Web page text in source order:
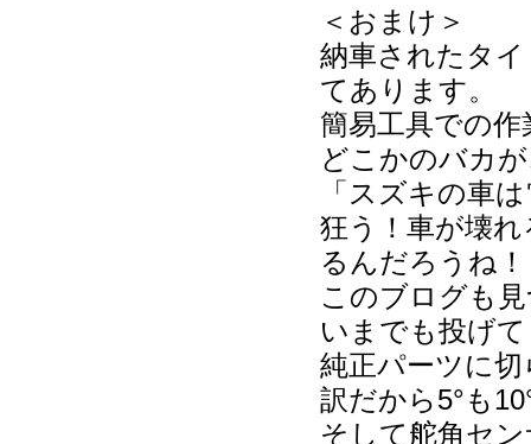
＜おまけ＞
納車されたタ
てあります。
簡易工具での
どこかのバカ
「スズキの車
狂う！車が壊
るんだろうね
このブログも
いまでも投げ
純正パーツに
訳だから5°も
そして舵角セ